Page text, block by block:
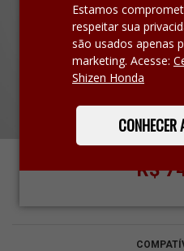
Estamos
respeitar sua
são usados apenas
marketing. Acesse:
Shizen Honda
CONHECER
R$